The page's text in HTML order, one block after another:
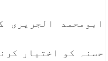
ابومحمد الجریری
حسنہ کو اختیار